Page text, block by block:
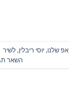
שלנו,יוסי ריבלין,לשיר
השאר